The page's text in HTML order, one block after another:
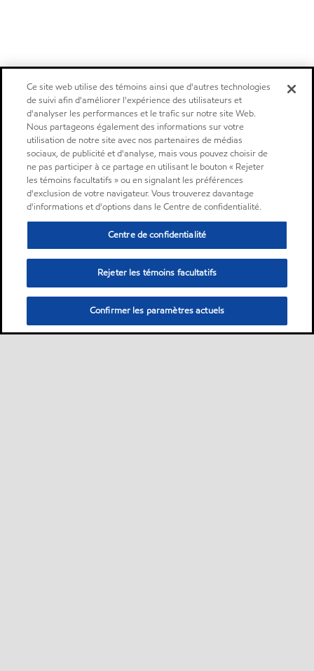
Ce site web utilise des témoins ainsi que d'autres technologies
de suivi afin d'améliorer l'expérience des utilisateurs et
d'analyser les performances et le trafic sur notre site Web.
Nous partageons également des informations sur votre
utilisation de notre site avec nos partenaires de médias
sociaux, de publicité et d'analyse, mais vous pouvez choisir de
ne pas participer à ce partage en utilisant le bouton « Rejeter
les témoins facultatifs » ou en signalant les préférences
d'exclusion de votre navigateur. Vous trouverez davantage
d'informations et d'options dans le Centre de confidentialité.
Centre de confidentialité
Rejeter les témoins facultatifs
Confirmer les paramètres actuels